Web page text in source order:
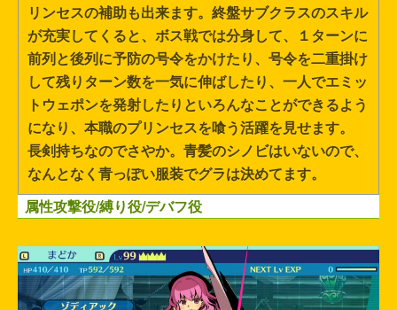
リンセスの補助も出来ます。終盤サブクラスのスキル
が充実してくると、ボス戦では分身して、１ターンに
前列と後列に予防の号令をかけたり、号令を二重掛け
して残りターン数を一気に伸ばしたり、一人でエミッ
トウェポンを発射したりといろんなことができるよう
になり、本職のプリンセスを喰う活躍を見せます。
長剣持ちなのでさやか。青髪のシノビはいないので、
なんとなく青っぽい服装でグラは決めてます。
属性攻撃役/縛り役/デバフ役